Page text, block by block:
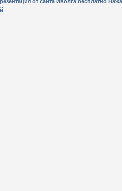
от сайта Иволга бесплатно